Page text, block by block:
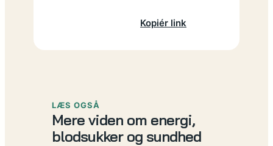
Kopiér link
LÆS OGSÅ
Mere viden om energi,
blodsukker og sundhed